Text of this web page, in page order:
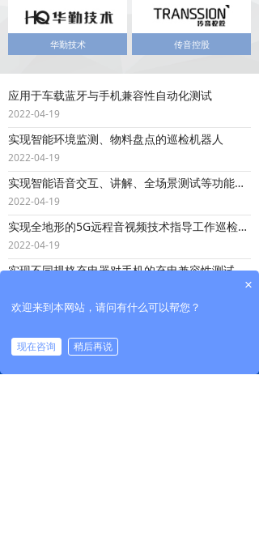
华勤技术 传音控股
应用于车载蓝牙与手机兼容性自动化测试
2022-04-19
实现智能环境监测、物料盘点的巡检机器人
2022-04-19
实现智能语音交互、讲解、全场景测试等功能的自导航小车
2022-04-19
实现全地形的5G远程音视频技术指导工作巡检等工作
2022-04-19
实现不同规格充电器对手机的充电兼容性测试
×
欢迎来到本网站，请问有什么可以帮您？
现在咨询 稍后再说